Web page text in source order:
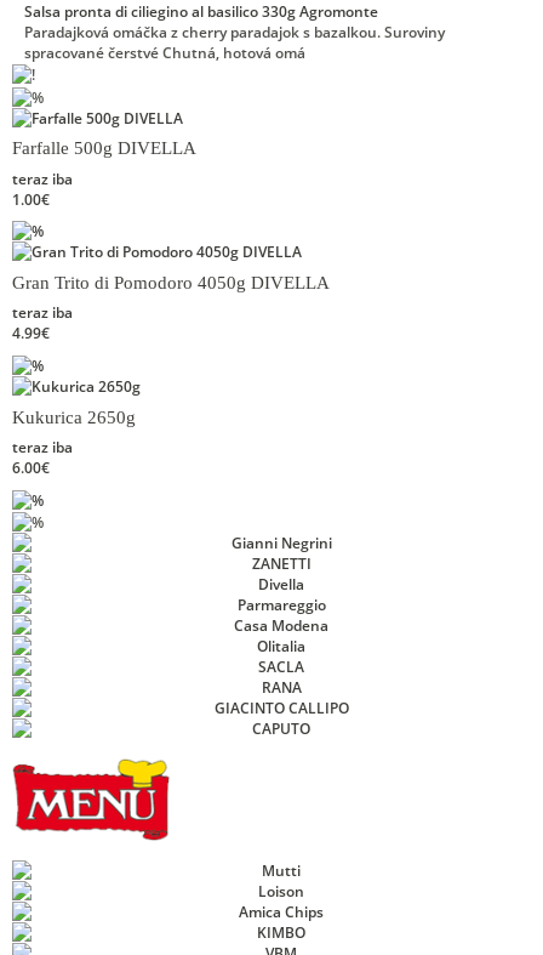
Salsa pronta di ciliegino al basilico 330g Agromonte
Paradajková omáčka z cherry paradajok s bazalkou. Suroviny
spracované čerstvé Chutná, hotová omá
Farfalle 500g DIVELLA
teraz iba
1.00€
Gran Trito di Pomodoro 4050g DIVELLA
teraz iba
4.99€
Kukurica 2650g
teraz iba
6.00€